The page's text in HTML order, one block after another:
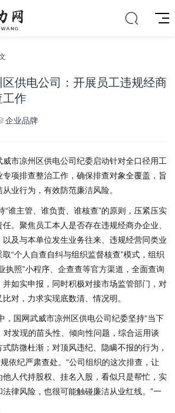
供电公司：开展员工违规经商
工作
企业品牌
市凉州区供电公司纪委启动针对全口径用工
专项排查整治工作，确保排查对象全覆盖，旨
业行为，有效防范廉洁风险。
“谁主管、谁负责、谁核查”的原则，压紧压实
。聚焦员工本人是否存在违规经商办企业、
及与本单位发生业务往来、违规经营同类业
“个人自查自纠与组织监督核查”模式，组织
执照”小程序、企查查等官方渠道，全面查询
如实申报，同时积极对接市场监管部门，对
对，力求实现底数清、情况明。
，国网武威市凉州区供电公司纪委坚持“当下
对发现的苗头性、倾向性问题，综合运用谈
防微杜渐；对顶风违纪、隐瞒不报的行为，
依纪严肃查处。“公司组织的这次排查，让
人代持股权、挂名入股，看似只是帮忙，实
律风险，也很可能触碰廉洁从业红线。”一